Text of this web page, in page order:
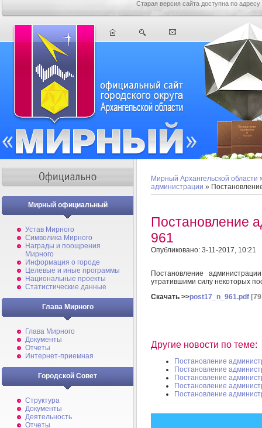
Старая версия сайта доступна по адресу
Мирный официальный
Устав Мирного
Символика Мирного
Награды и поощрения
Мирного
Информация о городе
Целевые и иные программы
Национальные проекты
Статистические данные
Глава Мирного
Глава Мирного
Документы
Отчеты
Интернет-приемная
Городской Совет
Структура
Документы
Деятельность
Отчеты
Мирный Архангельской области
администрации »
Постановление
961
Опубликовано: 3-11-2017, 10:21
Постановление
утратившими силу некоторых
Скачать >>post17_n_961.pdf
Другие новости по теме:
Постановление
Постановление
Постановление
Постановление
Постановление